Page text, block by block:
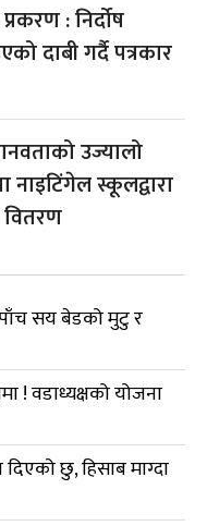
: निर्दोष
दाबी गर्दै पत्रकार
उज्यालो
स्कूलद्वारा
सय बेडको मुटु र
! वडाध्यक्षको योजना
छु, हिसाब माग्दा